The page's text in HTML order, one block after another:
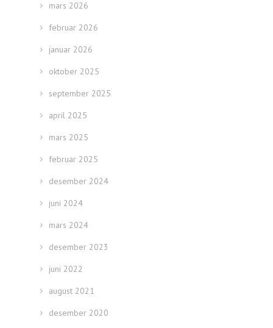
mars 2026
februar 2026
januar 2026
oktober 2025
september 2025
april 2025
mars 2025
februar 2025
desember 2024
juni 2024
mars 2024
desember 2023
juni 2022
august 2021
desember 2020